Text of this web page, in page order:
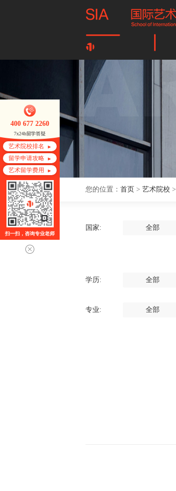
您的位置： 首页 > 艺术院校 >
国家: 全部
学历: 全部
专业: 全部
400 677 2260
7x24h留学答疑
艺术院校排名
留学申请攻略
艺术留学费用
扫一扫，咨询专业老师